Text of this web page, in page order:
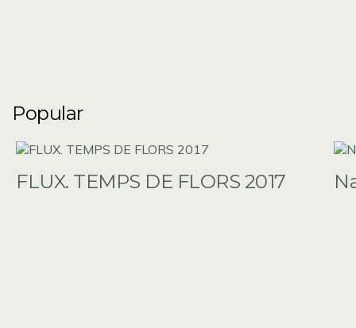
Popular
FLUX. TEMPS DE FLORS 2017